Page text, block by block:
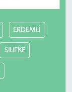
ERDEMLİ
SİLİFKE